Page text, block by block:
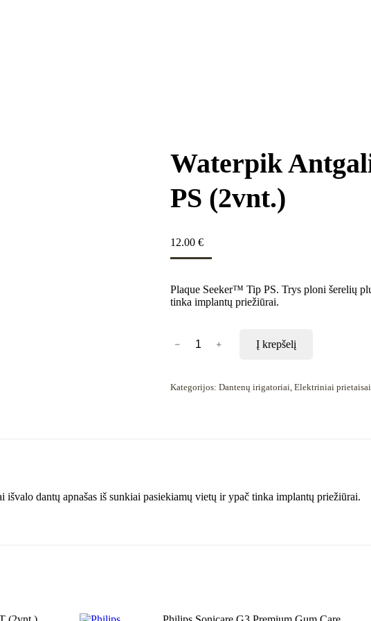
Waterpik
PS (2vnt.)
12.00€
Plaque Seeker™ Tip PS. Trys ploni šerelių
tinka implantų priežiūrai.
kiekis:
Plaque
﹣ ﹢ Į krepšelį
Kategorijos:Dantenų irigatoriai,Elektriniai prietaisai
dantų apnašas iš sunkiai pasiekiamų vietų ir ypač tinka implantų priežiūrai.